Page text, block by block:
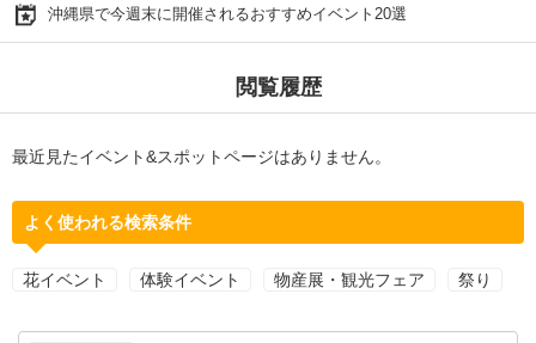
沖縄県で今週末に開催されるおすすめイベント20選
閲覧履歴
最近見たイベント&スポットページはありません。
よく使われる検索条件
花イベント 体験イベント 物産展・観光フェア 祭り